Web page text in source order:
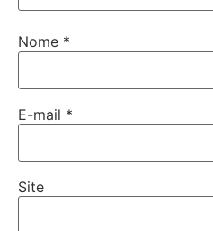
Nome *
E-mail *
Site